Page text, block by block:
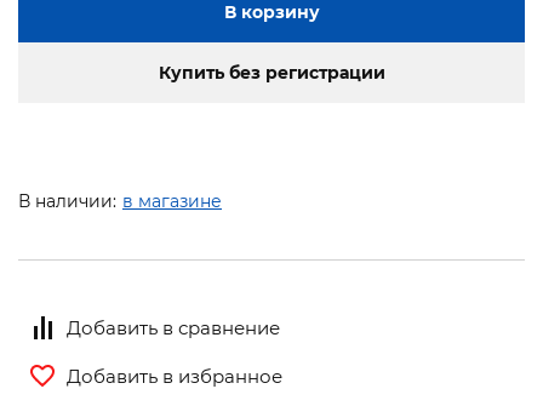
В корзину
Купить без регистрации
В наличии: в магазине
Добавить в сравнение
Добавить в избранное